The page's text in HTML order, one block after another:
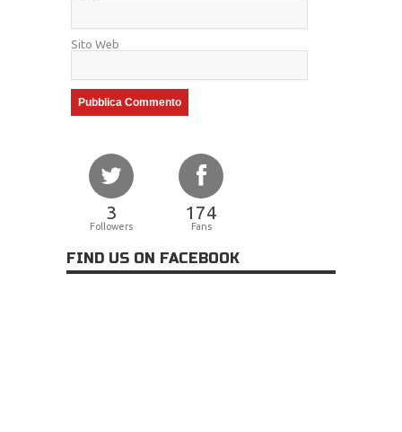
Sito Web
3
Followers
174
Fans
FIND US ON FACEBOOK